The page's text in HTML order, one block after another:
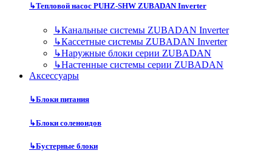
↳Тепловой насос PUHZ-SHW ZUBADAN Inverter
↳Канальные системы ZUBADAN Inverter
↳Кассетные системы ZUBADAN Inverter
↳Наружные блоки серии ZUBADAN
↳Настенные системы серии ZUBADAN
Аксесcуары
↳Блоки питания
↳Блоки соленоидов
↳Бустерные блоки